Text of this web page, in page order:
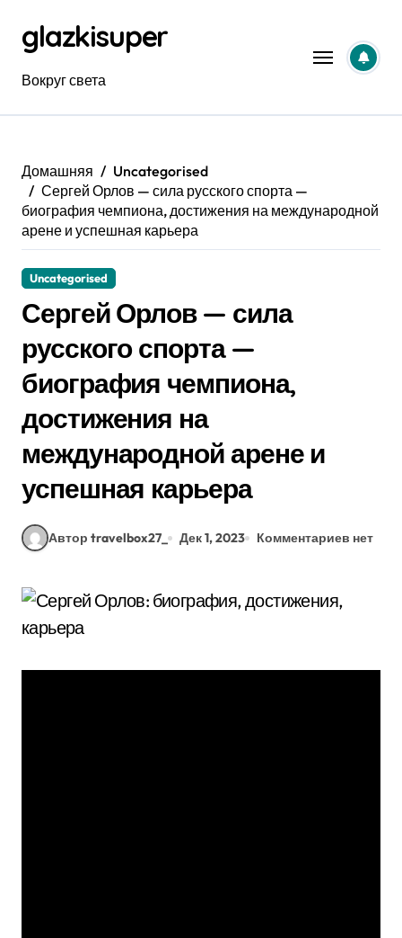
содержанию
glazkisuper
Вокруг света
Домашняя
Uncategorised
Сергей Орлов — сила русского спорта —
биография чемпиона, достижения на международной
арене и успешная карьера
Uncategorised
Сергей Орлов — сила
русского спорта —
биография чемпиона,
достижения на
международной арене и
успешная карьера
Автор travelbox27_ Дек 1, 2023 Комментариев нет